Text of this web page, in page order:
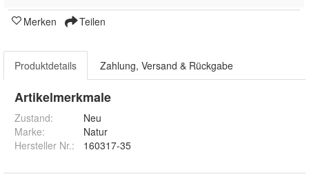
Merken Teilen
Produktdetails Zahlung, Versand & Rückgabe
Artikelmerkmale
Zustand:
Neu
Marke:
Natur
Hersteller Nr.:
160317-35